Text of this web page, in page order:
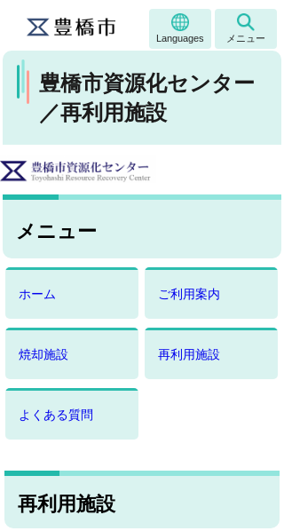
Languages メニュー
豊橋市資源化センター
／再利用施設
メニュー
ホーム ご利用案内
焼却施設 再利用施設
よくある質問
再利用施設